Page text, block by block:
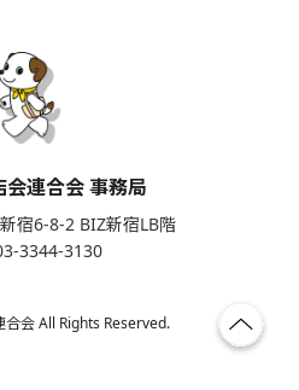
会連合会 事務局
宿6-8-2 BIZ新宿LB階
3344-3130
会 All Rights Reserved.